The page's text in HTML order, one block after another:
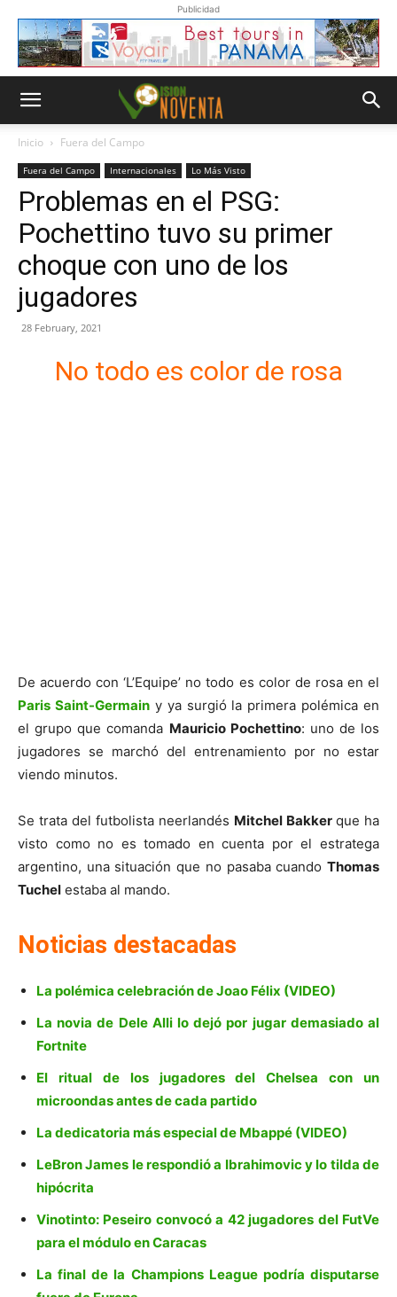
Publicidad
Inicio Fuera del Campo
Fuera del Campo Internacionales Lo Más Visto
Problemas en el PSG:
Pochettino tuvo su primer
choque con uno de los
jugadores
28 February, 2021
No todo es color de rosa
De acuerdo con ‘L’Equipe’ no todo es color de rosa en el
Paris Saint-Germainy ya surgió la primera polémica en
el grupo que comanda Mauricio Pochettino: uno de los
jugadores se marchó del entrenamiento por no estar
viendo minutos.
Se trata del futbolista neerlandés Mitchel Bakker que ha
visto como no es tomado en cuenta por el estratega
argentino, una situación que no pasaba cuando Thomas
Tuchel estaba al mando.
Noticias destacadas
La polémica celebración de Joao Félix (VIDEO)
La novia de Dele Alli lo dejó por jugar demasiado al
Fortnite
El ritual de los jugadores del Chelsea con un
microondas antes de cada partido
La dedicatoria más especial de Mbappé (VIDEO)
LeBron James le respondió a Ibrahimovic y lo tilda de
hipócrita
Vinotinto: Peseiro convocó a 42 jugadores del FutVe
para el módulo en Caracas
La final de la Champions League podría disputarse